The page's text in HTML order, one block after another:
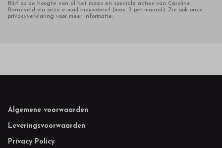
Blijf op de hoogte van al het moois en speciale acties van Caroline
Barneveld via onze e-mail nieuwsbrief (max. 2 per maand). Zie ook onze
privacyverklaring voor meer informatie.
Footer
Algemene voorwaarden
Leveringsvoorwaarden
Privacy Policy